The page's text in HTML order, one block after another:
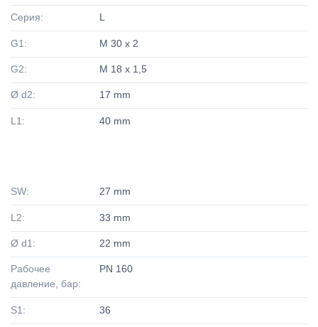
Серия: L
G1: M 30 x 2
G2: M 18 x 1,5
Ø d2: 17 mm
L1: 40 mm
SW: 27 mm
L2: 33 mm
Ø d1: 22 mm
Рабочее
давление, бар:
PN 160
S1: 36